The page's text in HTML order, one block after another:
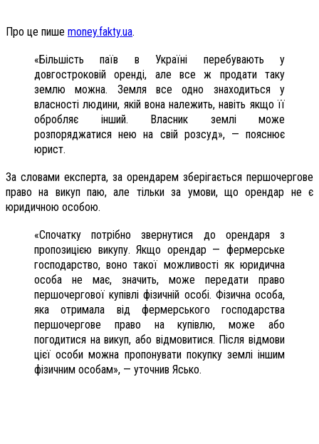
Про це пише money.fakty.ua.
«Більшість паїв в Україні перебувають у
довгостроковій оренді, але все ж продати таку
землю можна. Земля все одно знаходиться у
власності людини, якій вона належить, навіть якщо її
обробляє інший. Власник землі може
розпоряджатися нею на свій розсуд», — пояснює
юрист.
За словами експерта, за орендарем зберігається першочергове
право на викуп паю, але тільки за умови, що орендар не є
юридичною особою.
«Спочатку потрібно звернутися до орендаря з
пропозицією викупу. Якщо орендар — фермерське
господарство, воно такої можливості як юридична
особа не має, значить, може передати право
першочергової купівлі фізичній особі. Фізична особа,
яка отримала від фермерського господарства
першочергове право на купівлю, може або
погодитися на викуп, або відмовитися. Після відмови
цієї особи можна пропонувати покупку землі іншим
фізичним особам», — уточнив Ясько.